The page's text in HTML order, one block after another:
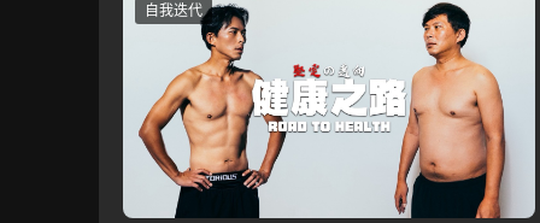
自我迭代